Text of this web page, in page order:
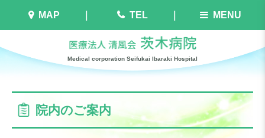
MAP TEL MENU
Medical corporation Seifukai Ibaraki Hospital
院内のご案内